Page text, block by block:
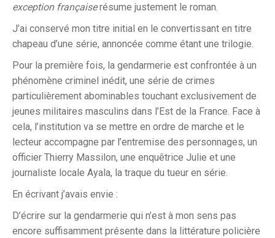
exception françaiserésume justement le roman.
J’ai conservé mon titre initial en le convertissant en titre
chapeau d’une série, annoncée comme étant une trilogie.
Pour la première fois, la gendarmerie est confrontée à un
phénomène criminel inédit, une série de crimes
particulièrement abominables touchant exclusivement de
jeunes militaires masculins dans l’Est de la France. Face à
cela, l’institution va se mettre en ordre de marche et le
lecteur accompagne par l’entremise des personnages, un
officier Thierry Massilon, une enquêtrice Julie et une
journaliste locale Ayala, la traque du tueur en série.
En écrivant j’avais envie :
D’écrire sur la gendarmerie qui n’est à mon sens pas
encore suffisamment présente dans la littérature policière